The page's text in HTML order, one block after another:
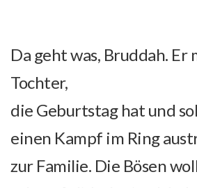
Da geht was, Bruddah. Er
Tochter,
die Geburtstag hat und
einen Kampf im Ring
zur Familie. Die Bösen